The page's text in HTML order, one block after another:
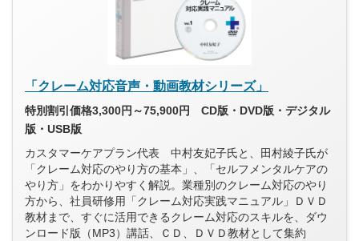
「クレーム対応音声・動画教材シリーズ」
特別割引価格3,300円～75,900円 CD版・DVD版・デジタル
版・USB版
カスタマーケアプラン代表 中村友妃子氏と、田村綾子氏が
「クレーム対応のやり方の基本」、「セルフメンタルケアの
やり方」をわかりやすく解説。業種別のクレーム対応のやり
方から、社員研修用「クレーム対応実践マニュアル」ＤＶＤ
教材まで、すぐに活用できるクレーム対応のスキルを、ダウ
ンロード版（MP3）講話、ＣＤ、ＤＶＤ教材として集約